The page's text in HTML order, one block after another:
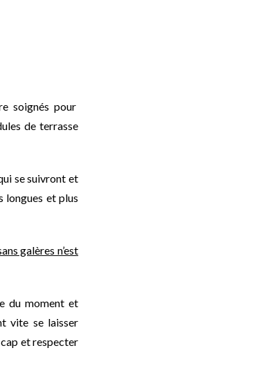
soignés pour
de terrasse
se suivront et
longues et plus
galères n’est
du moment et
vite se laisser
et respecter